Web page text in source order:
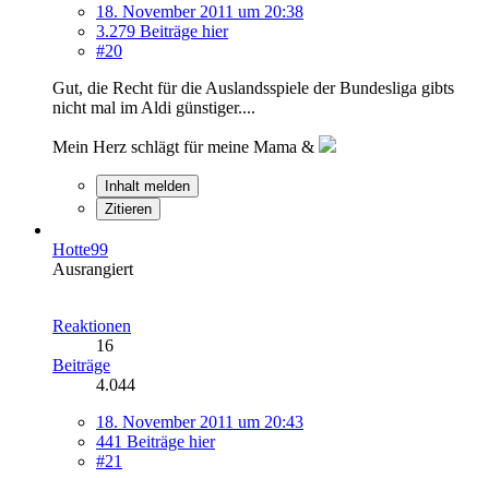
18. November 2011 um 20:38
3.279 Beiträge hier
#20
Gut, die Recht für die Auslandsspiele der Bundesliga gibts
nicht mal im Aldi günstiger....
Mein Herz schlägt für meine Mama &
Inhalt melden
Zitieren
Hotte99
Ausrangiert
Reaktionen
16
Beiträge
4.044
18. November 2011 um 20:43
441 Beiträge hier
#21